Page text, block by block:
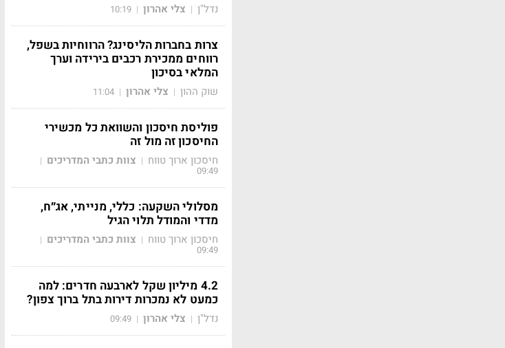
נדל"ן | צלי אהרון |
10:19
צרות בחברות הליסינג? הרווחיות בשפל,
רווחים ממכירת רכבים בירידה וערך
המלאי בסיכון
שוק ההון | צלי אהרון |
11:04
פוליסת חיסכון והשוואת כל מכשירי
החיסכון זה מול זה
חיסכון ארוך טווח | צוות כתבי המדריכים |
09:49
מסלולי השקעה: כללי, מנייתי, אג״ח,
מדדי והמודל תלוי הגיל
חיסכון ארוך טווח | צוות כתבי המדריכים |
09:49
4.2 מיליון שקל לארבעה חדרים: למה
כמעט לא נמכרות דירות בתל ברוך צפון?
נדל"ן | צלי אהרון |
09:49